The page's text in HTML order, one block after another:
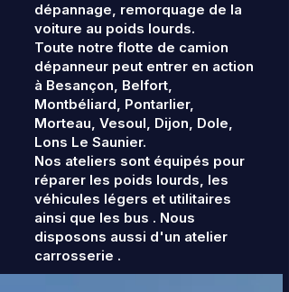
dépannage, remorquage de la
voiture au poids lourds.
Toute notre flotte de camion
dépanneur peut entrer en action
à Besançon, Belfort,
Montbéliard, Pontarlier,
Morteau, Vesoul, Dijon, Dole,
Lons Le Saunier.
Nos ateliers sont équipés pour
réparer les poids lourds, les
véhicules légers et utilitaires
ainsi que les bus . Nous
disposons aussi d'un atelier
carrosserie .